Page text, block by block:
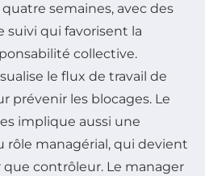
semaines, avec des
suivi qui favorisent la
collective.
le flux de travail de
prévenir les blocages. Le
implique aussi une
rôle managérial, qui devient
contrôleur. Le manager